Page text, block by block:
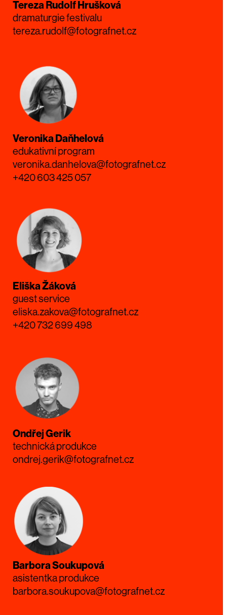
Tereza Rudolf Hrušková
dramaturgie festivalu
tereza.rudolf@fotografnet.cz
Veronika Daňhelová
edukativní program
veronika.danhelova@fotografnet.cz
+420 603 425 057
Eliška Žáková
guest service
eliska.zakova@fotografnet.cz
+420 732 699 498
Ondřej Gerik
technická produkce
ondrej.gerik@fotografnet.cz
Barbora Soukupová
asistentka produkce
barbora.soukupova@fotografnet.cz